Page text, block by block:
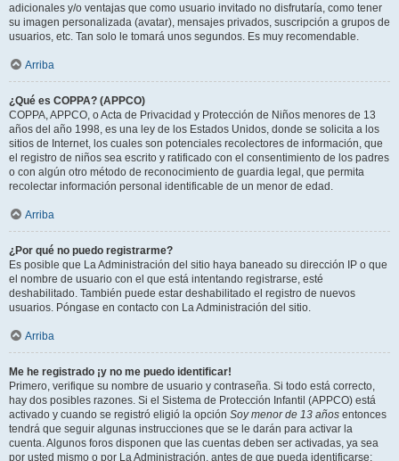
adicionales y/o ventajas que como usuario invitado no disfrutaría, como tener
su imagen personalizada (avatar), mensajes privados, suscripción a grupos de
usuarios, etc. Tan solo le tomará unos segundos. Es muy recomendable.
Arriba
¿Qué es COPPA? (APPCO)
COPPA, APPCO, o Acta de Privacidad y Protección de Niños menores de 13
años del año 1998, es una ley de los Estados Unidos, donde se solicita a los
sitios de Internet, los cuales son potenciales recolectores de información, que
el registro de niños sea escrito y ratificado con el consentimiento de los padres
o con algún otro método de reconocimiento de guardia legal, que permita
recolectar información personal identificable de un menor de edad.
Arriba
¿Por qué no puedo registrarme?
Es posible que La Administración del sitio haya baneado su dirección IP o que
el nombre de usuario con el que está intentando registrarse, esté
deshabilitado. También puede estar deshabilitado el registro de nuevos
usuarios. Póngase en contacto con La Administración del sitio.
Arriba
Me he registrado ¡y no me puedo identificar!
Primero, verifique su nombre de usuario y contraseña. Si todo está correcto,
hay dos posibles razones. Si el Sistema de Protección Infantil (APPCO) está
activado y cuando se registró eligió la opción Soy menor de 13 años entonces
tendrá que seguir algunas instrucciones que se le darán para activar la
cuenta. Algunos foros disponen que las cuentas deben ser activadas, ya sea
por usted mismo o por La Administración, antes de que pueda identificarse;